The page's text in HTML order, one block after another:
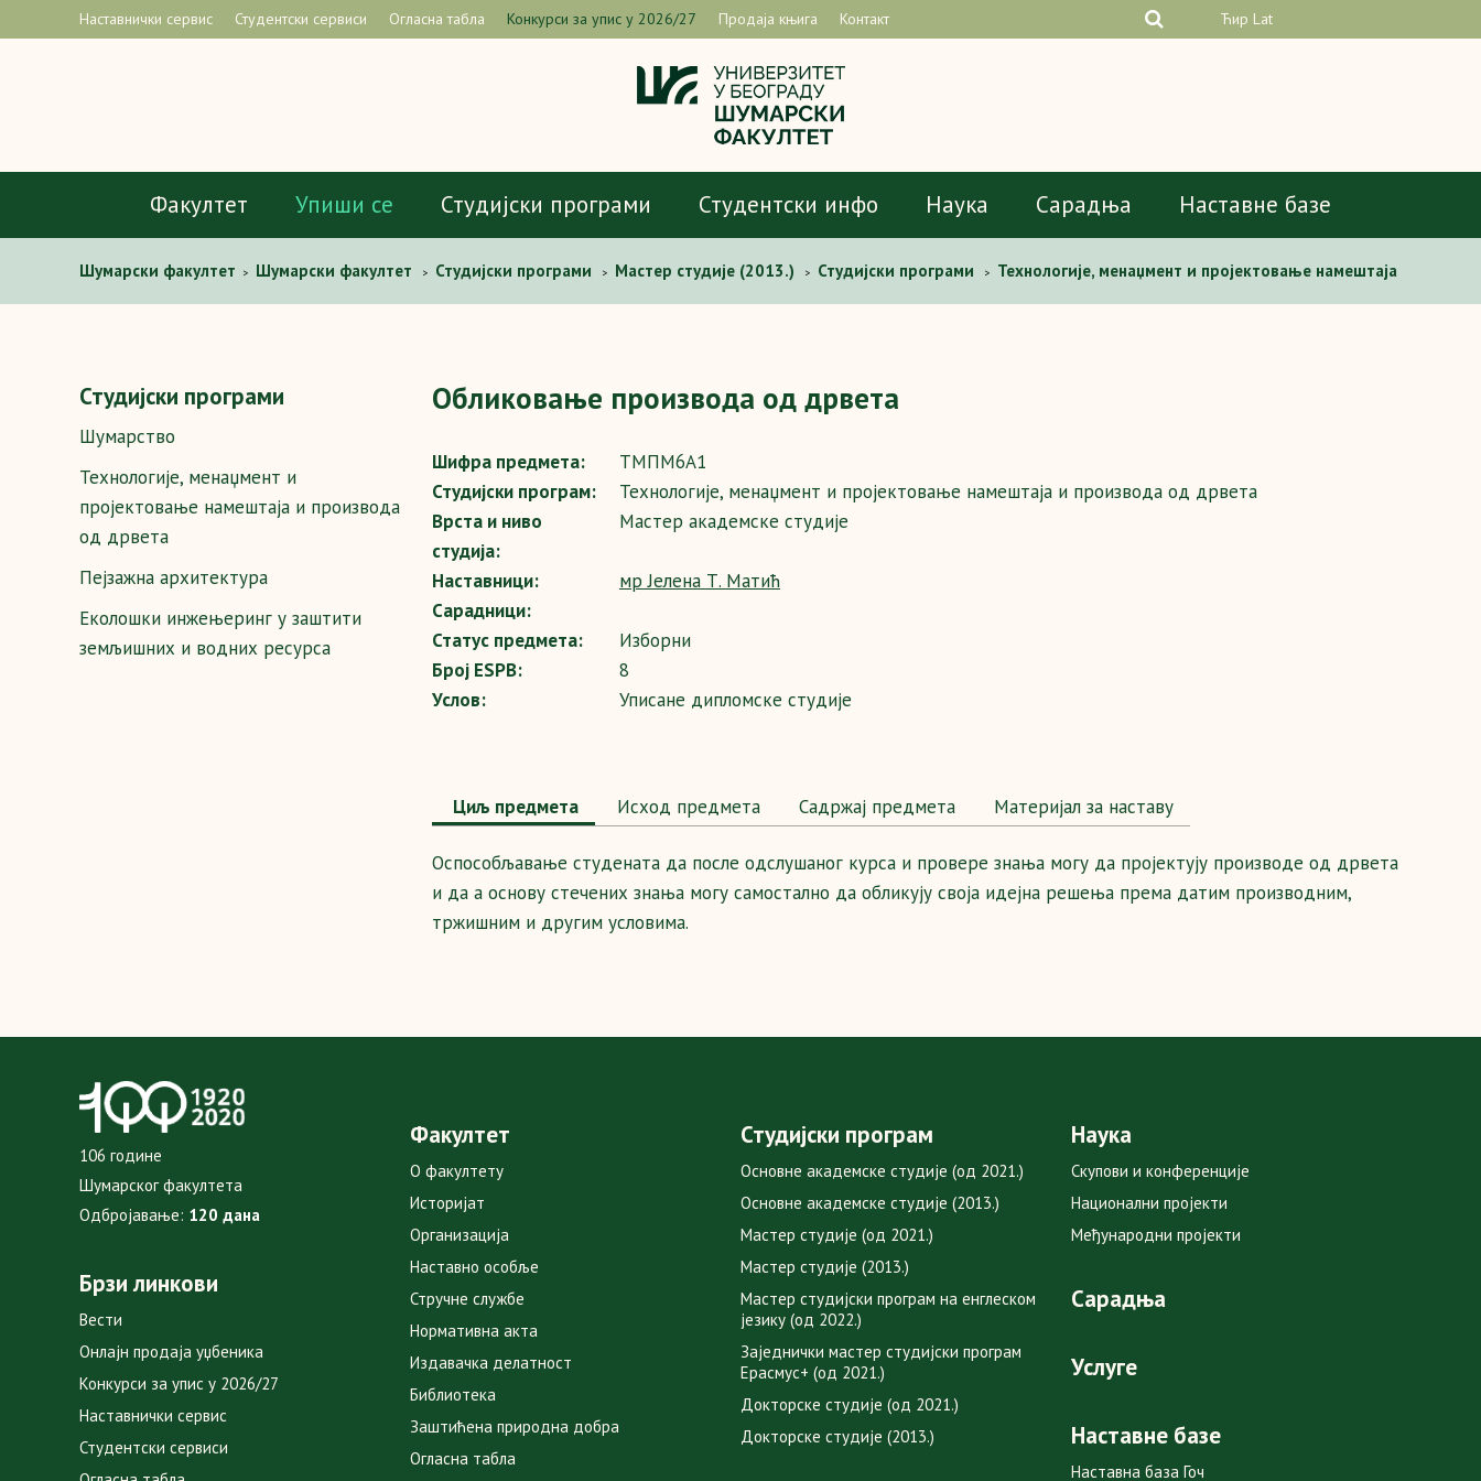
Наставнички сервис Студентски сервиси Огласна табла Конкурси за упис у 2026/27 Продаја књига Контакт Ћир Lat
Факултет Упиши се Студијски програми Студентски инфо Наука Сарадња Наставне базе
Шумaрски факултет > Шумарски факултет > Студијски програми > Мастер студије (2013.) > Студијски програми > Технологије, менаџмент и пројектовање намештаја
Студијски програми
Шумарство
Технологије, менаџмент и
пројектовање намештаја и производа
од дрвета
Пејзажна архитектура
Еколошки инжењеринг у заштити
земљишних и водних ресурса
Обликовање производа од дрвета
Шифра предмета:
ТМПМ6А1
Студијски програм:
Teхнологије, менаџмент и пројектовање намештаја и производа од дрвета
Врста и ниво
студија:
Mастер академске студије
Наставници:
мр Јелена Т. Матић
Сарадници:
Статус предмета:
Изборни
Број ESPB:
8
Услов:
Уписане дипломске студије
Циљ предмета Исход предмета Садржај предмета Maтеријал за наставу
Оспособљавање студената да после одслушаног курса и провере знања могу да пројектују производе од дрвета
и да а основу стечених знања могу самостално да обликују своја идејна решења према датим производним,
тржишним и другим условима.
106 године
Шумарског факултета
Одбројавање: 120 дана
Брзи линкови
Вести
Онлајн продаја уџбеника
Конкурси за упис у 2026/27
Наставнички сервис
Студентски сервиси
Факултет
О факултету
Историјат
Организација
Наставно особље
Стручне службе
Нормативна акта
Издавачка делатност
Библиотека
Заштићена природна добра
Огласна табла
Студијски програм
Основне академске студије (од 2021.)
Основне академске студије (2013.)
Мастер студије (од 2021.)
Мастер студије (2013.)
Мастер студијски програм на енглеском
језику (од 2022.)
Заједнички мастер студијски програм
Ерасмус+ (од 2021.)
Докторске студије (од 2021.)
Докторске студије (2013.)
Наука
Скупови и конференције
Национални пројекти
Међународни пројекти
Сарадња
Услуге
Наставне базе
Наставна база Гоч